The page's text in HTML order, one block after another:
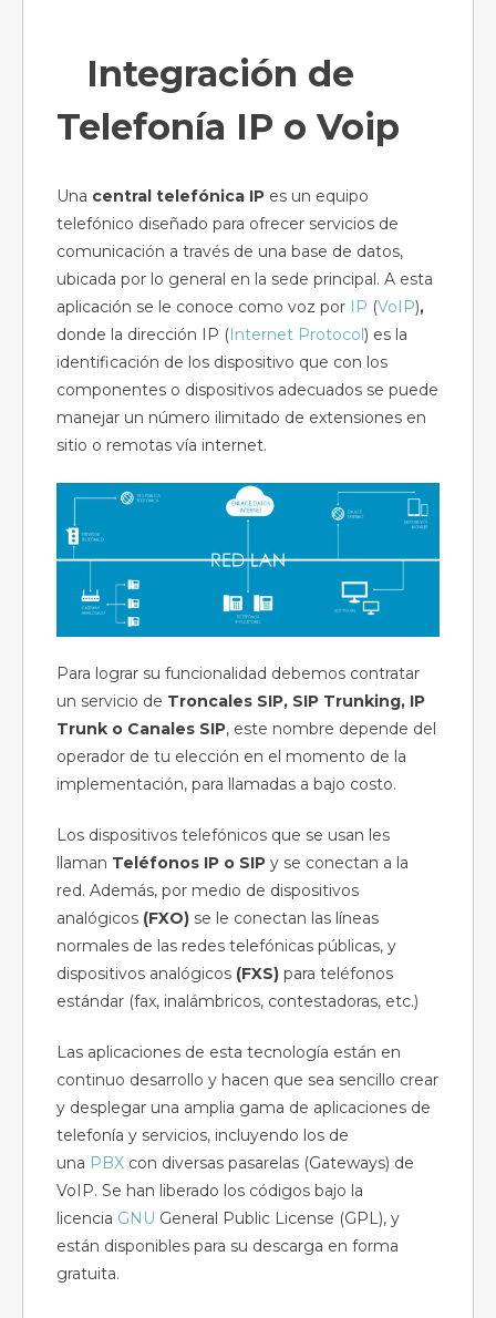
Integración de
Telefonía IP o Voip
Una central telefónica IP es un equipo
telefónico diseñado para ofrecer servicios de
comunicación a través de una base de datos,
ubicada por lo general en la sede principal. A esta
aplicación se le conoce como voz por
IP (VoIP),
donde la dirección IP ( Internet Protocol ) es la
identificación de los dispositivo que con los
componentes o dispositivos adecuados se puede
manejar un número ilimitado de extensiones en
sitio o remotas vía internet.
Para lograr su funcionalidad debemos contratar
un servicio de Troncales SIP, SIP Trunking, IP
Trunk o Canales SIP, este nombre depende del
operador de tu elección en el momento de la
implementación, para llamadas a bajo costo.
Los dispositivos telefónicos que se usan les
llaman Teléfonos IP o SIP y se conectan a la
red. Además, por medio de dispositivos
analógicos (FXO) se le conectan las líneas
normales de las redes telefónicas públicas, y
dispositivos analógicos (FXS) para teléfonos
estándar (fax, inalámbricos, contestadoras, etc.)
Las aplicaciones de esta tecnología están en
continuo desarrollo y hacen que sea sencillo crear
y desplegar una amplia gama de aplicaciones de
telefonía y servicios, incluyendo los de
una PBX con diversas pasarelas (Gateways) de
VoIP. Se han liberado los códigos bajo la
licencia GNU General Public License (GPL), y
están disponibles para su descarga en forma
gratuita.